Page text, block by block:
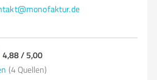
4,88 / 5,00
(4 Quellen)